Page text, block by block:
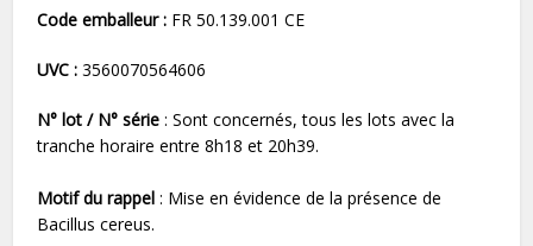
Code emballeur : FR 50.139.001 CE
UVC : 3560070564606
N° lot / N° série: Sont concernés, tous les lots avec la
tranche horaire entre 8h18 et 20h39.
Motif du rappel : Mise en évidence de la présence de
Bacillus cereus.